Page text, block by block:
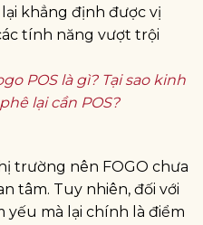
khẳng định được vị
tính năng vượt trội
POS là gì? Tại sao kinh
lại cần POS?
trường nên FOGO chưa
tâm. Tuy nhiên, đối với
yếu mà lại chính là điểm